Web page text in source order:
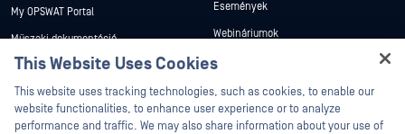
My OPSWAT Portal
Műszaki dokumentáció
Képzések
Biztonsági sebezhetőségi program
Partners
Események
Webináriumok
Adatlapok
Fehér könyvek
Ingyenes eszközök
This Website Uses Cookies
This website uses tracking technologies, such as cookies, to enable our
website functionalities, to enhance user experience or to analyze
performance and traffic. We may also share information about your use of
Hey there!
I'm Ozzy, your OPSWAT virtual assistant.
How can I help you secure what's critical